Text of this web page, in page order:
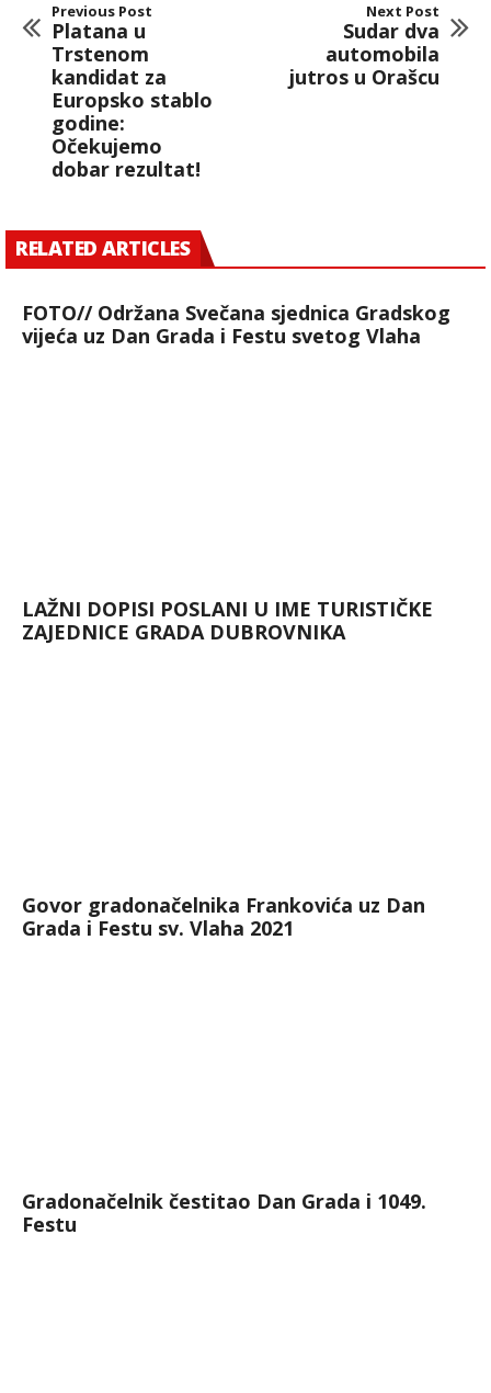
Previous Post
Platana u
Trstenom
kandidat za
Europsko stablo
godine:
Očekujemo
dobar rezultat!
Next Post
Sudar dva
automobila
jutros u Orašcu
RELATED ARTICLES
FOTO// Održana Svečana sjednica Gradskog
vijeća uz Dan Grada i Festu svetog Vlaha
LAŽNI DOPISI POSLANI U IME TURISTIČKE
ZAJEDNICE GRADA DUBROVNIKA
Govor gradonačelnika Frankovića uz Dan
Grada i Festu sv. Vlaha 2021
Gradonačelnik čestitao Dan Grada i 1049.
Festu